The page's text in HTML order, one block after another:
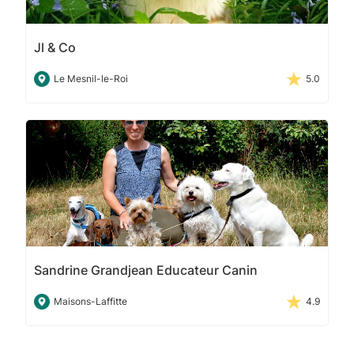
Jl & Co
Le Mesnil-le-Roi 5.0
Sandrine Grandjean Educateur Canin
Maisons-Laffitte 4.9